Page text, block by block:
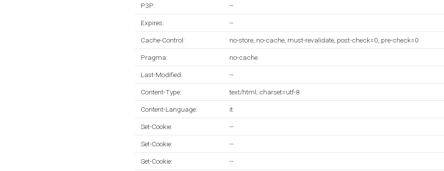
P3P: --
Expires: --
Cache-Control: no-store, no-cache, must-revalidate, post-check=0, pre-check=0
Pragma: no-cache
Last-Modified: --
Content-Type: text/html; charset=utf-8
Content-Language: it
Set-Cookie: --
Set-Cookie: --
Set-Cookie: --